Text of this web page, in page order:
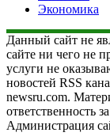
Экономика
Данный сайт не
сайте ни чего не
услуги не
новостей RSS
newsru.com.
ответственность
Администрация